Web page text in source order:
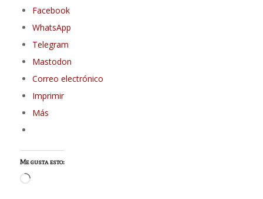
Facebook
WhatsApp
Telegram
Mastodon
Correo electrónico
Imprimir
Más
Me gusta esto:
Cargando...